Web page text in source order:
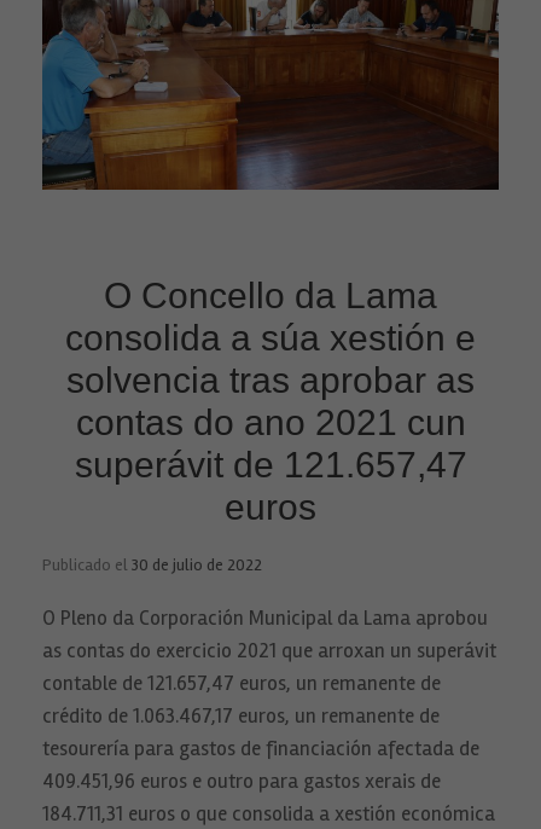
O Concello da Lama
consolida a súa xestión e
solvencia tras aprobar as
contas do ano 2021 cun
superávit de 121.657,47
euros
Publicado el 30 de julio de 2022
O Pleno da Corporación Municipal da Lama aprobou
as contas do exercicio 2021 que arroxan un superávit
contable de 121.657,47 euros, un remanente de
crédito de 1.063.467,17 euros, un remanente de
tesourería para gastos de financiación afectada de
409.451,96 euros e outro para gastos xerais de
184.711,31 euros o que consolida a xestión económica